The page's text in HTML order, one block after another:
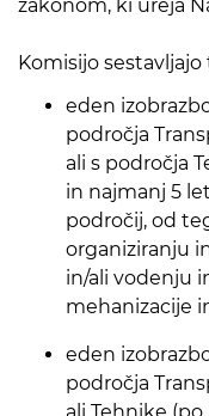
zakonom, ki ureja
Komisijo
eden
področja
ali s področja
in najmanj 5
področij, od
organiziranju
in/ali vodenju
mehanizacije
eden
področja